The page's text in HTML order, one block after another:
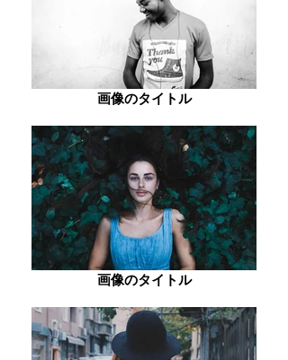
画像のタイトル
画像のタイトル